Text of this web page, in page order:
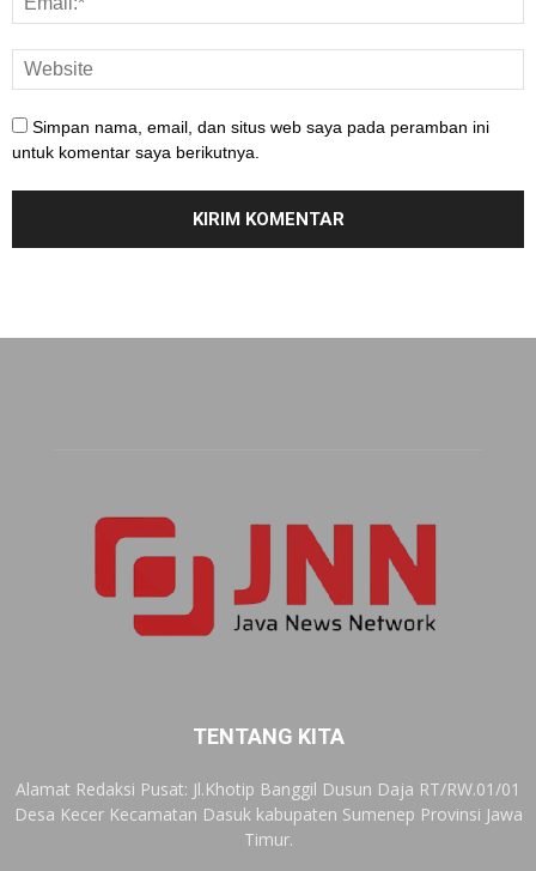
Simpan nama, email, dan situs web saya pada peramban ini
untuk komentar saya berikutnya.
TENTANG KITA
Alamat Redaksi Pusat: Jl.Khotip Banggil Dusun Daja RT/RW.01/01
Desa Kecer Kecamatan Dasuk kabupaten Sumenep Provinsi Jawa
Timur.